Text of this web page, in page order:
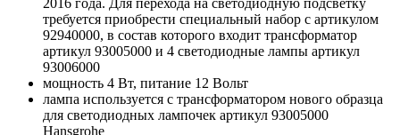
требуется приобрести специальный набор с артикулом
92940000, в состав которого входит трансформатор
артикул 93005000 и 4 светодиодные лампы артикул
93006000
мощность 4 Вт, питание 12 Вольт
лампа используется с трансформатором нового образца
для светодиодных лампочек артикул 93005000
Hansgrohe